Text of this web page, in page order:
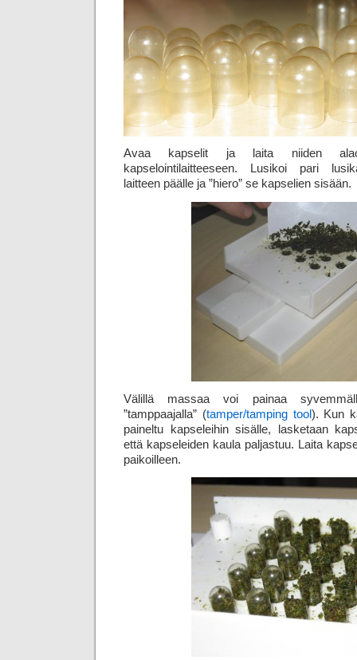
Avaa kapselit ja laita niiden
kapselointilaitteeseen. Lusikoi pari
laitteen päälle ja ”hiero” se kapselien sisään.
Välillä massaa voi painaa
”tamppaajalla” (tamper/tamping tool). Kun
paineltu kapseleihin sisälle, lasketaan
että kapseleiden kaula paljastuu. Laita
paikoilleen.